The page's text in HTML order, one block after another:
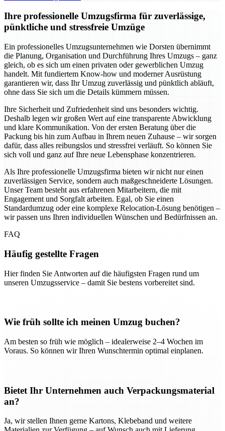
Ihre professionelle Umzugsfirma für zuverlässige,
pünktliche und stressfreie Umzüge
Ein professionelles Umzugsunternehmen wie Dorsten übernimmt
die Planung, Organisation und Durchführung Ihres Umzugs – ganz
gleich, ob es sich um einen privaten oder gewerblichen Umzug
handelt. Mit fundiertem Know-how und moderner Ausrüstung
garantieren wir, dass Ihr Umzug zuverlässig und pünktlich abläuft,
ohne dass Sie sich um die Details kümmern müssen.
Ihre Sicherheit und Zufriedenheit sind uns besonders wichtig.
Deshalb legen wir großen Wert auf eine transparente Abwicklung
und klare Kommunikation. Von der ersten Beratung über die
Packung bis hin zum Aufbau in Ihrem neuen Zuhause – wir sorgen
dafür, dass alles reibungslos und stressfrei verläuft. So können Sie
sich voll und ganz auf Ihre neue Lebensphase konzentrieren.
Als Ihre professionelle Umzugsfirma bieten wir nicht nur einen
zuverlässigen Service, sondern auch maßgeschneiderte Lösungen.
Unser Team besteht aus erfahrenen Mitarbeitern, die mit
Engagement und Sorgfalt arbeiten. Egal, ob Sie einen
Standardumzug oder eine komplexe Relocation-Lösung benötigen –
wir passen uns Ihren individuellen Wünschen und Bedürfnissen an.
FAQ
Häufig gestellte Fragen
Hier finden Sie Antworten auf die häufigsten Fragen rund um
unseren Umzugsservice – damit Sie bestens vorbereitet sind.
Wie früh sollte ich meinen Umzug buchen?
Am besten so früh wie möglich – idealerweise 2–4 Wochen im
Voraus. So können wir Ihren Wunschtermin optimal einplanen.
Bietet Ihr Unternehmen auch Verpackungsmaterial
an?
Ja, wir stellen Ihnen gerne Kartons, Klebeband und weitere